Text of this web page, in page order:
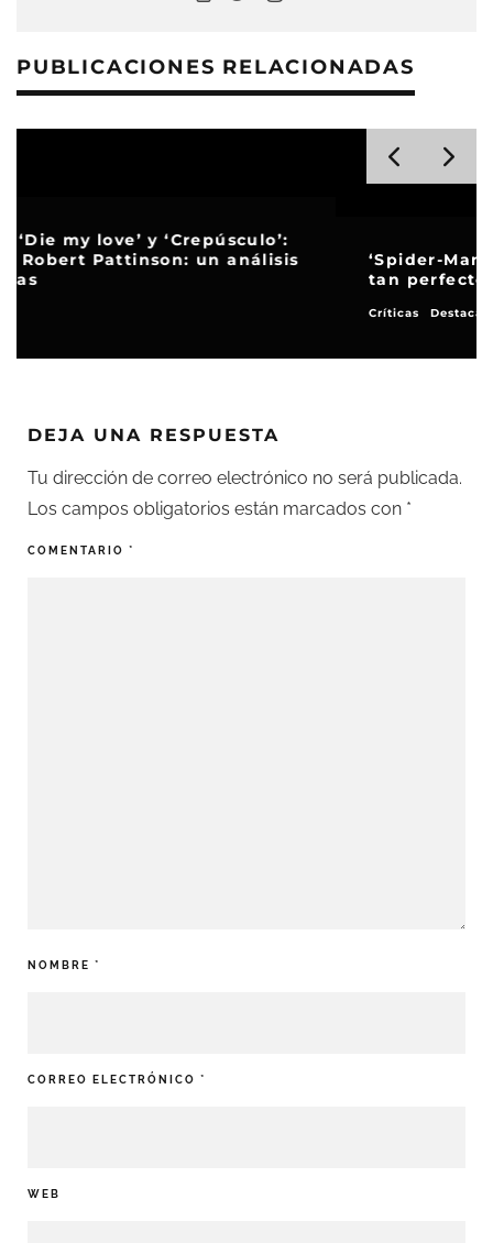
PUBLICACIONES RELACIONADAS
‘Spider-Man: Brand New Day’, un día no
DEJA UNA RESPUESTA
Tu dirección de correo electrónico no será publicada.
Los campos obligatorios están marcados con *
COMENTARIO *
NOMBRE *
CORREO ELECTRÓNICO *
WEB